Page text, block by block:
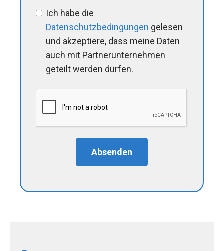
Ich habe die
Datenschutzbedingungen gelesen
und akzeptiere, dass meine Daten
auch mit Partnerunternehmen
geteilt werden dürfen.
Absenden